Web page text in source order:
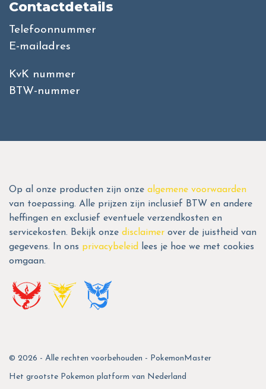
Contactdetails
Telefoonnummer
E-mailadres
KvK nummer
BTW-nummer
Op al onze producten zijn onze algemene voorwaarden
van toepassing. Alle prijzen zijn inclusief BTW en andere
heffingen en exclusief eventuele verzendkosten en
servicekosten. Bekijk onze disclaimer over de juistheid van
gegevens. In ons privacybeleid
lees je hoe we met cookies
omgaan.
© 2026 - Alle rechten voorbehouden - PokemonMaster
Het grootste Pokemon platform van Nederland